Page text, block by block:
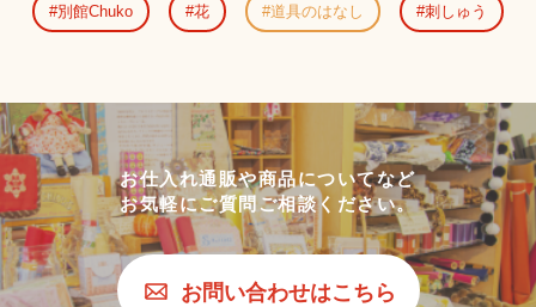
別館Chuko 花 道具のはなし 刺しゅう
お仕入れ通販や商品についてなど
お気軽にご質問ご相談ください。
お問い合わせはこちら